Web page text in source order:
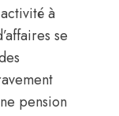
à
se
pension